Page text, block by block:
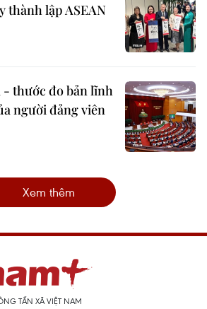
thành lập ASEAN
thước đo bản lĩnh
người đảng viên
Xem thêm
TẤN XÃ VIỆT NAM